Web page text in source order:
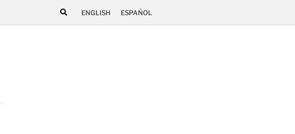
ENGLISH ESPAÑOL